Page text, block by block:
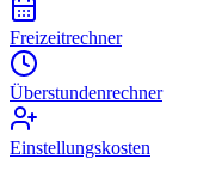
Freizeitrechner
Überstundenrechner
Einstellungskosten